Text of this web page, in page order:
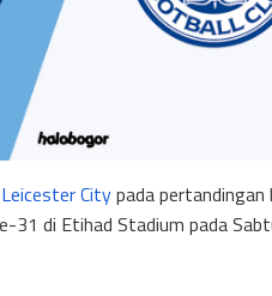
Leicester Citypada pertandingan
31 di Etihad Stadium pada